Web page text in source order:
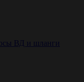
ВД и шланги